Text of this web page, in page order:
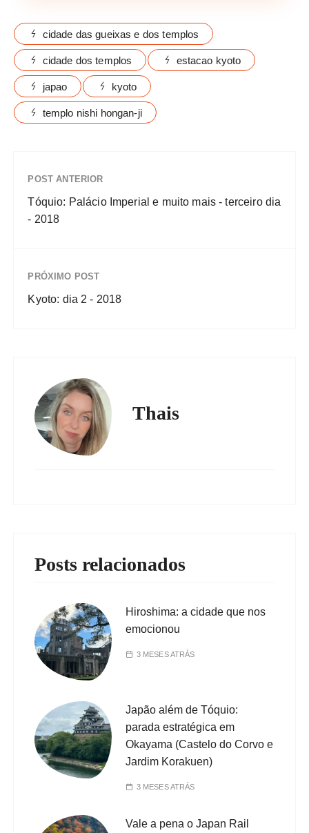
cidade das gueixas e dos templos
cidade dos templos estacao kyoto
japao kyoto
templo nishi hongan-ji
POST ANTERIOR
Tóquio: Palácio Imperial e muito mais - terceiro dia
- 2018
PRÓXIMO POST
Kyoto: dia 2 - 2018
Thais
Posts relacionados
Hiroshima: a cidade que nos
emocionou
3 MESES ATRÁS
Japão além de Tóquio:
parada estratégica em
Okayama (Castelo do Corvo e
Jardim Korakuen)
3 MESES ATRÁS
Vale a pena o Japan Rail